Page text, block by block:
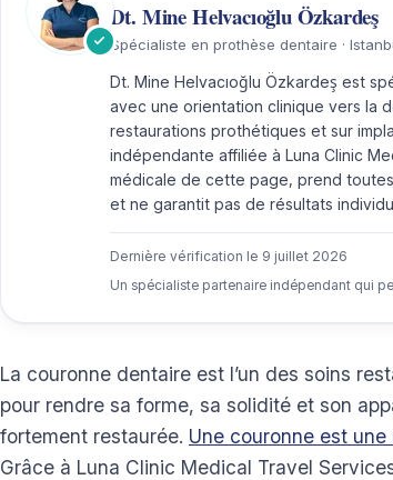
Dt. Mine Helvacıoğlu Özkardeş
Spécialiste en prothèse dentaire ·
Dt. Mine Helvacıoğlu Özkardeş est
avec une orientation clinique vers la
restaurations prothétiques et sur
indépendante affiliée à Luna Clinic
médicale de cette page, prend
et ne garantit pas de résultats
Dernière vérification le 9 juillet 2026
Un spécialiste partenaire indépendant qui
La couronne dentaire est l’un des soins
pour rendre sa forme, sa solidité et son
fortement restaurée. Une couronne est
Grâce à Luna Clinic Medical Travel